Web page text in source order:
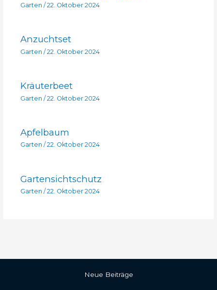
Garten / 22. Oktober 2024
Anzuchtset
Garten /22. Oktober 2024
Kräuterbeet
Garten /22. Oktober 2024
Apfelbaum
Garten / 22. Oktober 2024
Gartensichtschutz
Garten / 22. Oktober 2024
Neue Beiträge